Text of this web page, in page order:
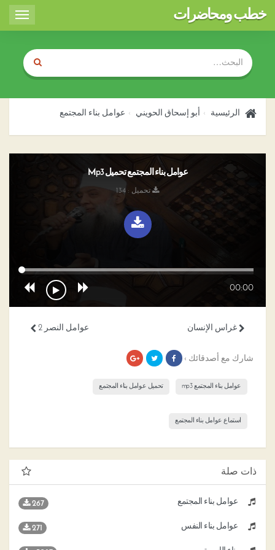
Toggle
خطب ومحاضرات
الرئيسية أبو إسحاق الحويني عوامل بناء المجتمع
عوامل بناء المجتمع تحميل Mp3
تحميل : 134
00:00
عوامل النصر 2 غراس الإنسان
شارك مع أصدقائك ›
عوامل بناء المجتمع mp3 تحميل عوامل بناء المجتمع
استماع عوامل بناء المجتمع
ذات صلة
عوامل بناء المجتمع 267
عوامل بناء النفس 271